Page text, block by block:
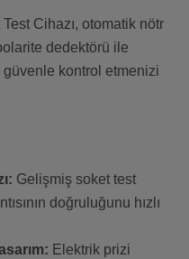
Cihazı, otomatik nötr
dedektörü ile
güvenle kontrol etmenizi
Gelişmiş soket test
doğruluğunu hızlı
Elektrik prizi